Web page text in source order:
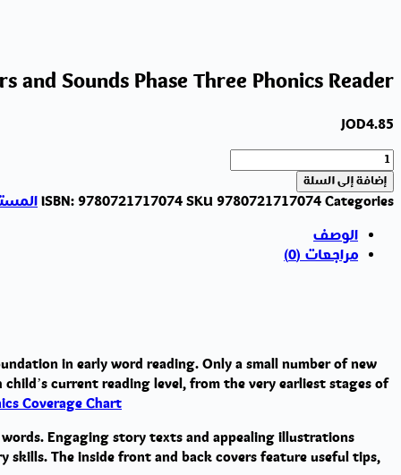
and Sounds Phase Three Phonics Reader
JOD4.85
كمية
The
Jazzman
Dog:
Three
Phonics
إضافة إلى السلة
ISBN:9780721717074SKU9780721717074Categories المستوى
الوصف
مراجعات (0)
in early word reading. Only a small number of new
current reading level, from the very earliest stages of
Coverage Chart
Engaging story texts and appealing illustrations
The inside front and back covers feature useful tips,